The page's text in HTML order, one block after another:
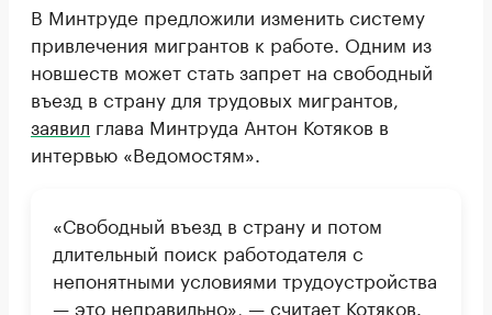
В Минтруде предложили изменить систему
привлечения мигрантов к работе. Одним из
новшеств может стать запрет на свободный
въезд в страну для трудовых мигрантов,
заявил глава Минтруда Антон Котяков в
интервью «Ведомостям».
«Свободный въезд в страну и потом
длительный поиск работодателя с
непонятными условиями трудоустройства
— это неправильно», — считает Котяков.